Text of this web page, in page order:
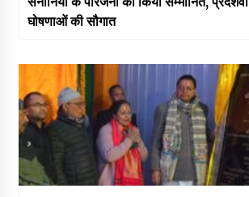
घोषणाओं की सौगात